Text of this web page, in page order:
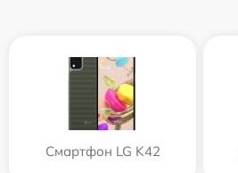
Смартфон LG K42